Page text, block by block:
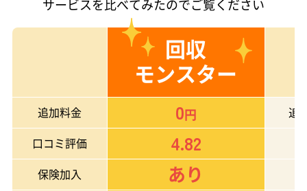
サービスを比べてみたのでご覧ください
回収
モンスター
追加料金 0円
追
口コミ評価
4.82
保険加入 あり